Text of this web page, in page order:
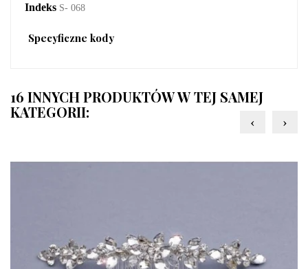
Indeks S- 068
Specyficzne kody
16 INNYCH PRODUKTÓW W TEJ SAMEJ
KATEGORII:
‹ ›